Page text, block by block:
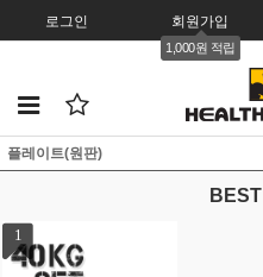
로그인 회원가입
1,000원 적립
플레이트(원판)
1